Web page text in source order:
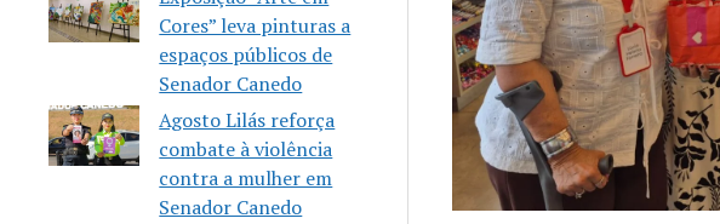
Cores” leva pinturas a
espaços públicos de
Senador Canedo
Agosto Lilás reforça
combate à violência
contra a mulher em
Senador Canedo